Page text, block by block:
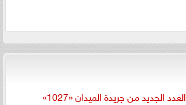
العدد الجديد من جريدة الميدان «1027»